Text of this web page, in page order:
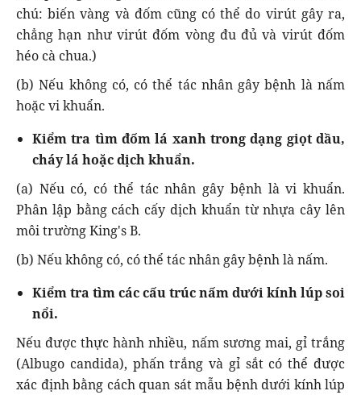
chú: biến vàng và đốm cũng có thể do virút gây ra,
chẳng hạn như virút đốm vòng đu đủ và virút đốm
héo cà chua.)
(b) Nếu không có, có thể tác nhân gây bệnh là nấm
hoặc vi khuẩn.
Kiểm tra tìm đốm lá xanh trong dạng giọt dầu,
cháy lá hoặc dịch khuẩn.
(a) Nếu có, có thể tác nhân gây bệnh là vi khuẩn.
Phân lập bằng cách cấy dịch khuẩn từ nhựa cây lên
môi trường King's B.
(b) Nếu không có, có thể tác nhân gây bệnh là nấm.
Kiểm tra tìm các cấu trúc nấm dưới kính lúp soi
nổi.
Nếu được thực hành nhiều, nấm sương mai, gỉ trắng
(Albugo candida), phấn trắng và gỉ sắt có thể được
xác định bằng cách quan sát mẫu bệnh dưới kính lúp